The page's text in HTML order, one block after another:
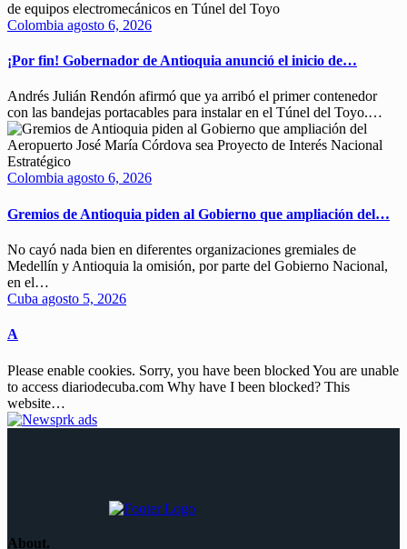
Colombia agosto 6, 2026
¡Por fin! Gobernador de Antioquia anunció el inicio de…
Andrés Julián Rendón afirmó que ya arribó el primer contenedor
con las bandejas portacables para instalar en el Túnel del Toyo.…
Colombia agosto 6, 2026
Gremios de Antioquia piden al Gobierno que ampliación del…
No cayó nada bien en diferentes organizaciones gremiales de
Medellín y Antioquia la omisión, por parte del Gobierno Nacional,
en el…
Cuba agosto 5, 2026
A
Please enable cookies. Sorry, you have been blocked You are unable
to access diariodecuba.com Why have I been blocked? This
website…
About.